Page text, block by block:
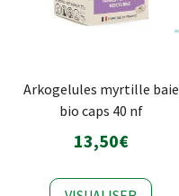
Arkogelules myrtille baie
bio caps 40 nf
13,50€